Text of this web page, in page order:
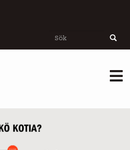
Sök Sök